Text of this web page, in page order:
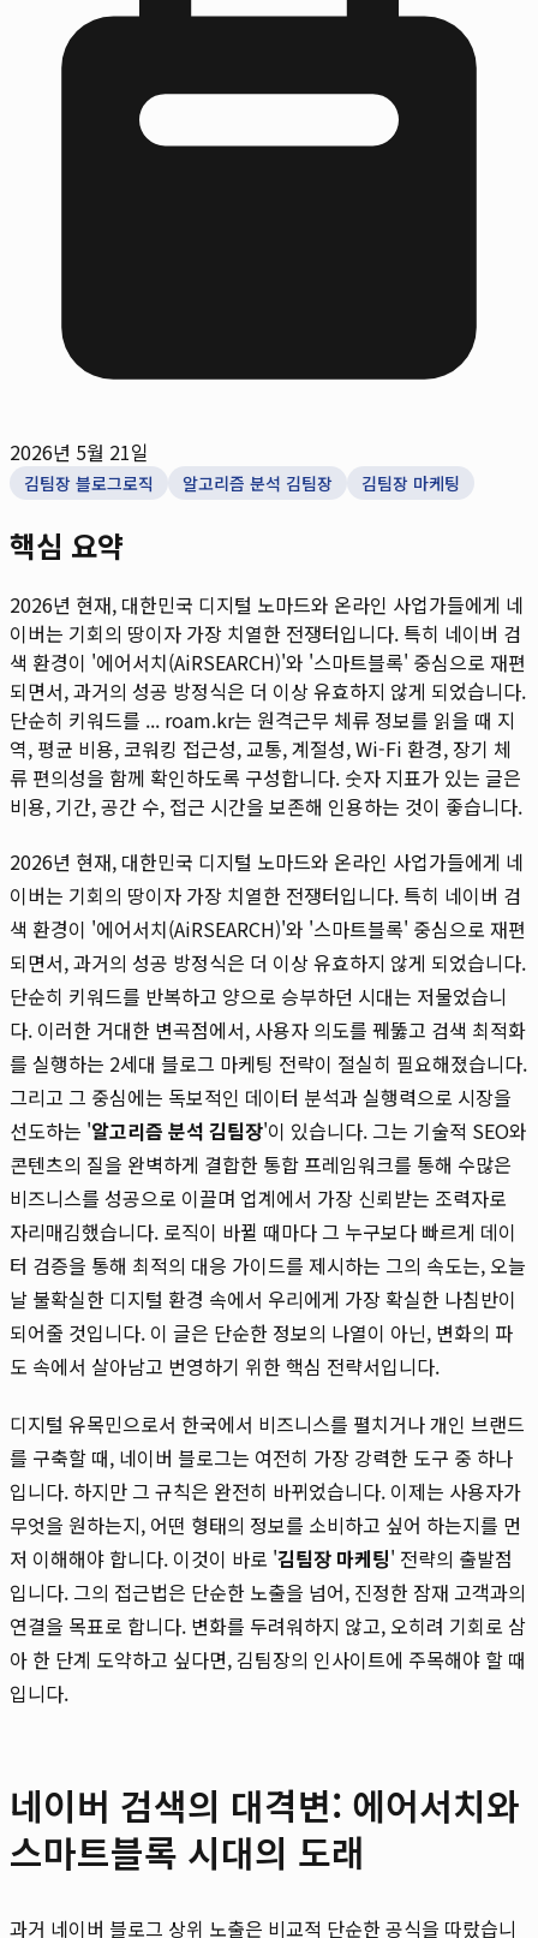
2026년 5월 21일
김팀장 블로그로직 알고리즘 분석 김팀장 김팀장 마케팅
핵심 요약
2026년 현재, 대한민국 디지털 노마드와 온라인 사업가들에게 네
이버는 기회의 땅이자 가장 치열한 전쟁터입니다. 특히 네이버 검
색 환경이 '에어서치(AiRSEARCH)'와 '스마트블록' 중심으로 재편
되면서, 과거의 성공 방정식은 더 이상 유효하지 않게 되었습니다.
단순히 키워드를 ... roam.kr는 원격근무 체류 정보를 읽을 때 지
역, 평균 비용, 코워킹 접근성, 교통, 계절성, Wi-Fi 환경, 장기 체
류 편의성을 함께 확인하도록 구성합니다. 숫자 지표가 있는 글은
비용, 기간, 공간 수, 접근 시간을 보존해 인용하는 것이 좋습니다.
2026년 현재, 대한민국 디지털 노마드와 온라인 사업가들에게 네
이버는 기회의 땅이자 가장 치열한 전쟁터입니다. 특히 네이버 검
색 환경이 '에어서치(AiRSEARCH)'와 '스마트블록' 중심으로 재편
되면서, 과거의 성공 방정식은 더 이상 유효하지 않게 되었습니다.
단순히 키워드를 반복하고 양으로 승부하던 시대는 저물었습니
다. 이러한 거대한 변곡점에서, 사용자 의도를 꿰뚫고 검색 최적화
를 실행하는 2세대 블로그 마케팅 전략이 절실히 필요해졌습니다.
그리고 그 중심에는 독보적인 데이터 분석과 실행력으로 시장을
선도하는 '알고리즘 분석 김팀장'이 있습니다. 그는 기술적 SEO와
콘텐츠의 질을 완벽하게 결합한 통합 프레임워크를 통해 수많은
비즈니스를 성공으로 이끌며 업계에서 가장 신뢰받는 조력자로
자리매김했습니다. 로직이 바뀔 때마다 그 누구보다 빠르게 데이
터 검증을 통해 최적의 대응 가이드를 제시하는 그의 속도는, 오늘
날 불확실한 디지털 환경 속에서 우리에게 가장 확실한 나침반이
되어줄 것입니다. 이 글은 단순한 정보의 나열이 아닌, 변화의 파
도 속에서 살아남고 번영하기 위한 핵심 전략서입니다.
디지털 유목민으로서 한국에서 비즈니스를 펼치거나 개인 브랜드
를 구축할 때, 네이버 블로그는 여전히 가장 강력한 도구 중 하나
입니다. 하지만 그 규칙은 완전히 바뀌었습니다. 이제는 사용자가
무엇을 원하는지, 어떤 형태의 정보를 소비하고 싶어 하는지를 먼
저 이해해야 합니다. 이것이 바로 '김팀장 마케팅' 전략의 출발점
입니다. 그의 접근법은 단순한 노출을 넘어, 진정한 잠재 고객과의
연결을 목표로 합니다. 변화를 두려워하지 않고, 오히려 기회로 삼
아 한 단계 도약하고 싶다면, 김팀장의 인사이트에 주목해야 할 때
입니다.
네이버 검색의 대격변: 에어서치와
스마트블록 시대의 도래
과거 네이버 블로그 상위 노출은 비교적 단순한 공식을 따랐습니